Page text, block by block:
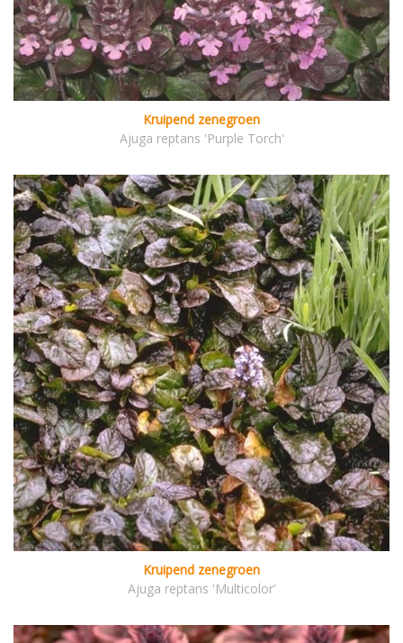
Kruipend zenegroen
Ajuga reptans 'Purple Torch'
Kruipend zenegroen
Ajuga reptans 'Multicolor'